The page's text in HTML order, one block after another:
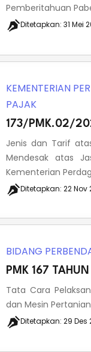
Pemberitahuan
Ditetapkan:31 Mei
KEMENTERIAN
PAJAK
173/PMK.02/
Jenis dan Tarif
Mendesak atas
Kementerian
Ditetapkan:22 Nov
BIDANG
PMK 167
Tata Cara
dan Mesin Pertanian
Ditetapkan:29 Des